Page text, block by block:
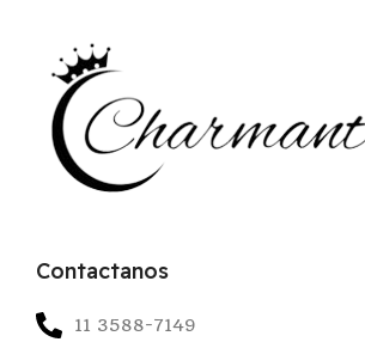
Contactanos
11 3588-7149